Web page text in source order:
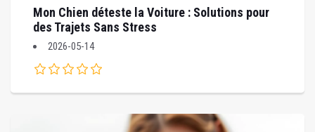
Mon Chien déteste la Voiture : Solutions pour
des Trajets Sans Stress
2026-05-14